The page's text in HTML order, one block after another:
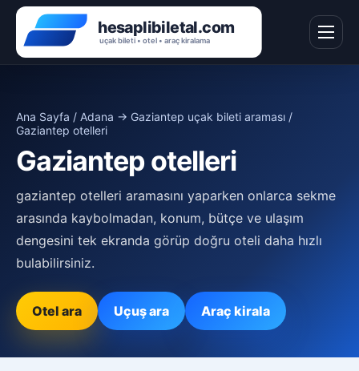
Ana Sayfa / Adana → Gaziantep uçak bileti araması /
Gaziantep otelleri
Gaziantep otelleri
gaziantep otelleri aramasını yaparken onlarca sekme
arasında kaybolmadan, konum, bütçe ve ulaşım
dengesini tek ekranda görüp doğru oteli daha hızlı
bulabilirsiniz.
Otel ara Uçuş ara Araç kirala